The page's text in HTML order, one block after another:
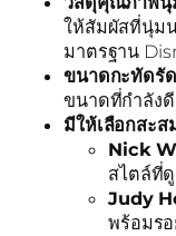
ให้สัมผัสที่นุ่ม
มาตรฐาน
ขนาดกะทัดรั
ขนาดที่กำลัง
มีให้เลือกสะส
Nick
สไตล์ที่
Judy
พร้อมร